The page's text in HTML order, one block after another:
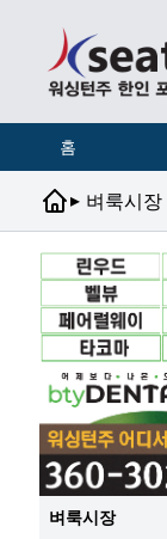
홈
▸ 벼룩시장
벼룩시장